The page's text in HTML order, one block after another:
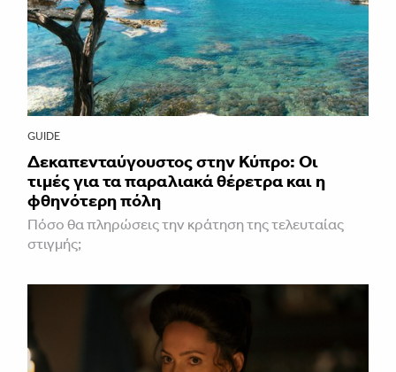
GUIDE
Δεκαπενταύγουστος στην Κύπρο: Οι
τιμές για τα παραλιακά θέρετρα και η
φθηνότερη πόλη
Πόσο θα πληρώσεις την κράτηση της τελευταίας
στιγμής;